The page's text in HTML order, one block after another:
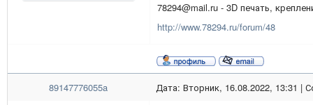
78294@mail.ru - 3D печать,
http://www.78294.ru/forum/48
89147776055a Дата: Вторник, 16.08.2022, 13:31 |